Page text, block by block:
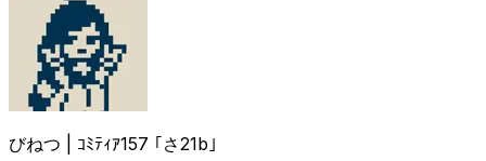
びねつ | ｺﾐﾃｨｱ157 ｢さ21b｣